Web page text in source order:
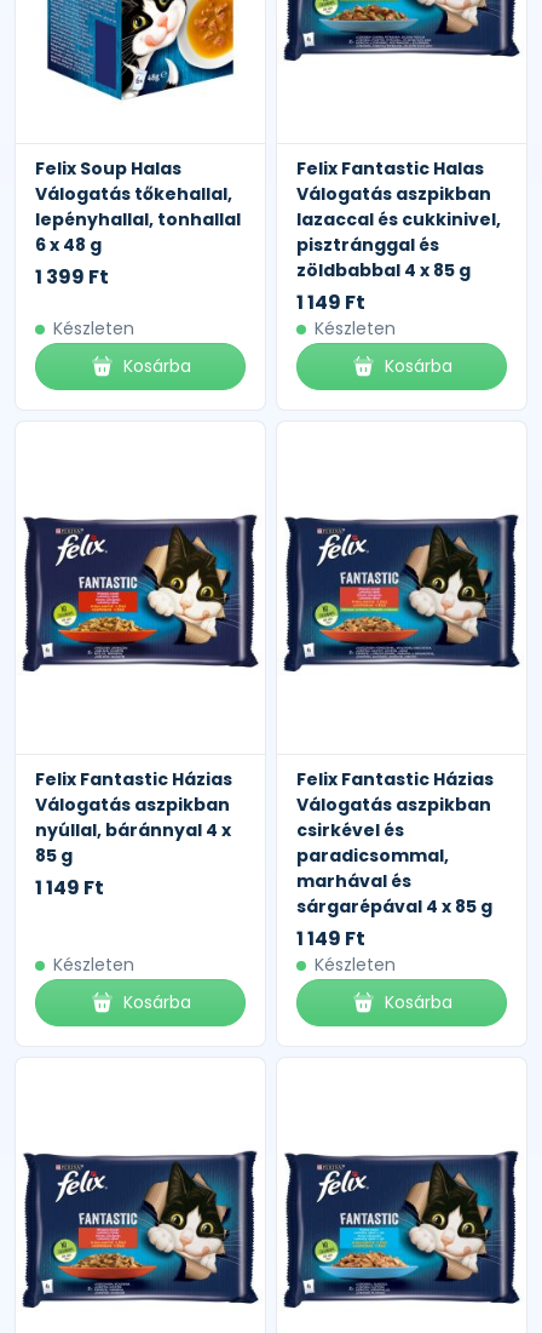
Felix Soup Halas
Válogatás tőkehallal,
lepényhallal, tonhallal
6 x 48 g
1 399 Ft
Készleten
Kosárba
Felix Fantastic Halas
Válogatás aszpikban
lazaccal és cukkinivel,
pisztránggal és
zöldbabbal 4 x 85 g
1 149 Ft
Készleten
Kosárba
Felix Fantastic Házias
Válogatás aszpikban
nyúllal, báránnyal 4 x
85 g
1 149 Ft
Készleten
Kosárba
Felix Fantastic Házias
Válogatás aszpikban
csirkével és
paradicsommal,
marhával és
sárgarépával 4 x 85 g
1 149 Ft
Készleten
Kosárba